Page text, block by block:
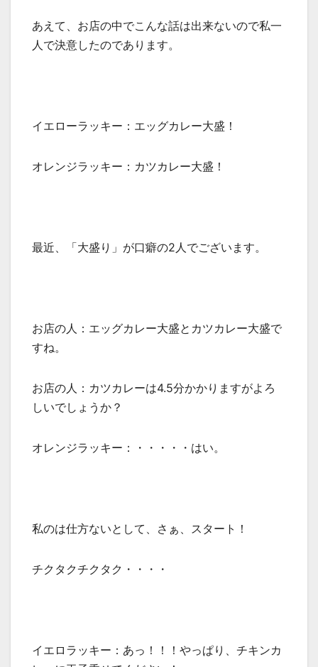
あえて、お店の中でこんな話は出来ないので私一
人で決意したのであります。
イエローラッキー：エッグカレー大盛！
オレンジラッキー：カツカレー大盛！
最近、「大盛り」が口癖の2人でございます。
お店の人：エッグカレー大盛とカツカレー大盛で
すね。
お店の人：カツカレーは4.5分かかりますがよろ
しいでしょうか？
オレンジラッキー：・・・・・はい。
私のは仕方ないとして、さぁ、スタート！
チクタクチクタク・・・・
イエロラッキー：あっ！！！やっぱり、チキンカ